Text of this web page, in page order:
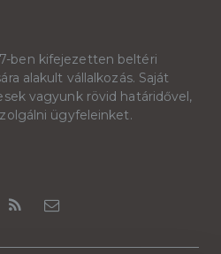
ben kifejezetten beltéri
alakult vállalkozás. Saját
vagyunk rövid határidővel,
ügyfeleinket.